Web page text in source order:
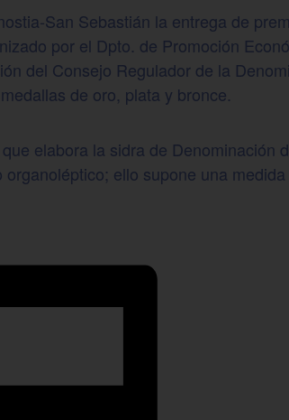
San Sebastián la entrega de
por el Dpto. de Promoción
del Consejo Regulador de la
de oro, plata y bronce.
elabora la sidra de Denominación
ello supone una